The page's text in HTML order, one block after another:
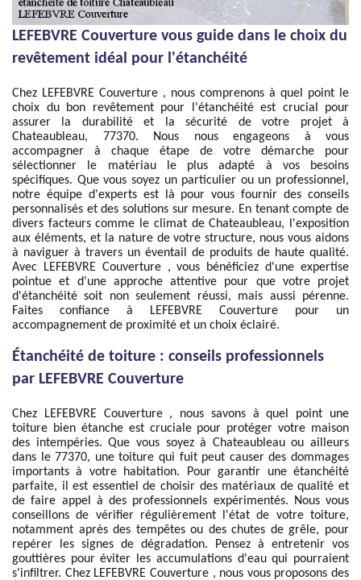
LEFEBVRE Couverture vous guide dans le choix du
revêtement idéal pour l'étanchéité
Chez LEFEBVRE Couverture , nous comprenons à quel point le
choix du bon revêtement pour l'étanchéité est crucial pour
assurer la durabilité et la sécurité de votre projet à
Chateaubleau, 77370. Nous nous engageons à vous
accompagner à chaque étape de votre démarche pour
sélectionner le matériau le plus adapté à vos besoins
spécifiques. Que vous soyez un particulier ou un professionnel,
notre équipe d'experts est là pour vous fournir des conseils
personnalisés et des solutions sur mesure. En tenant compte de
divers facteurs comme le climat de Chateaubleau, l'exposition
aux éléments, et la nature de votre structure, nous vous aidons
à naviguer à travers un éventail de produits de haute qualité.
Avec LEFEBVRE Couverture , vous bénéficiez d'une expertise
pointue et d'une approche attentive pour que votre projet
d'étanchéité soit non seulement réussi, mais aussi pérenne.
Faites confiance à LEFEBVRE Couverture pour un
accompagnement de proximité et un choix éclairé.
Étanchéité de toiture : conseils professionnels
par LEFEBVRE Couverture
Chez LEFEBVRE Couverture , nous savons à quel point une
toiture bien étanche est cruciale pour protéger votre maison
des intempéries. Que vous soyez à Chateaubleau ou ailleurs
dans le 77370, une toiture qui fuit peut causer des dommages
importants à votre habitation. Pour garantir une étanchéité
parfaite, il est essentiel de choisir des matériaux de qualité et
de faire appel à des professionnels expérimentés. Nous vous
conseillons de vérifier régulièrement l'état de votre toiture,
notamment après des tempêtes ou des chutes de grêle, pour
repérer les signes de dégradation. Pensez à entretenir vos
gouttières pour éviter les accumulations d'eau qui pourraient
s'infiltrer. Chez LEFEBVRE Couverture , nous vous proposons des